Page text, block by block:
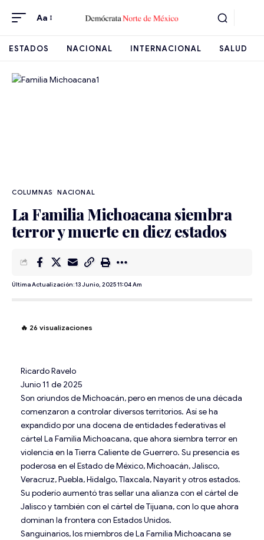
Aa
ESTADOS NACIONAL INTERNACIONAL SALUD
NACIONAL
La Familia Michoacana siembra
terror y muerte en diez estados
Última Actualización: 13 Junio, 2025 11:04 Am
🔥 26 visualizaciones
Ricardo Ravelo
Junio 11 de 2025
Son oriundos de Michoacán, pero en menos de una década
comenzaron a controlar diversos territorios. Así se ha
expandido por una docena de entidades federativas el
cártel La Familia Michoacana, que ahora siembra terror en
violencia en la Tierra Caliente de Guerrero. Su presencia es
poderosa en el Estado de México, Michoacán, Jalisco,
Veracruz, Puebla, Hidalgo, Tlaxcala, Nayarit y otros estados.
Su poderío aumentó tras sellar una alianza con el cártel de
Jalisco y también con el cártel de Tijuana, con lo que ahora
dominan la frontera con Estados Unidos.
Sanguinarios, los miembros de La Familia Michoacana se